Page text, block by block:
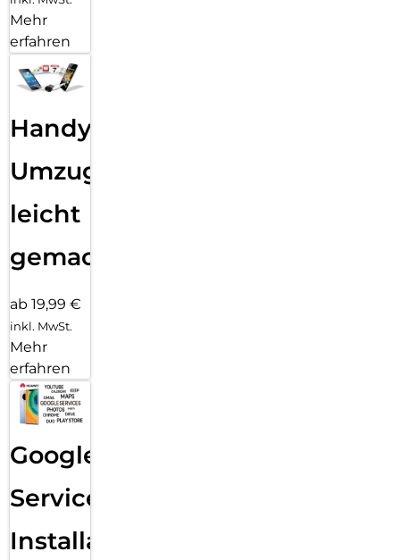
Mehr
erfahren
Handy
Umzug
leicht
gemacht!
ab 19,99 €
inkl. MwSt.
Mehr
erfahren
Google
Services
Installation